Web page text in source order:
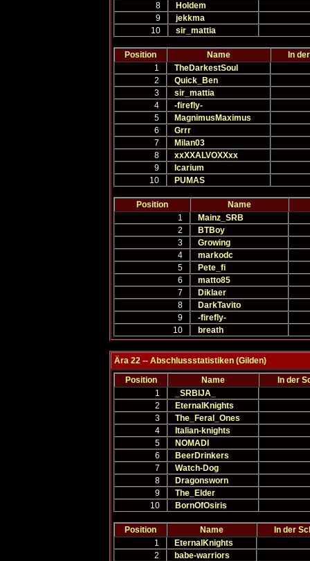
8
Holdem
9
jekkma
10
sir_mattia
Position Name
In
1
TheDarkestSoul
2
Quick_Ben
3
sir_mattia
4
-firefly-
5
MagnimusMaximus
6
Grrr
7
Milan03
8
xxXXALVOXXxx
9
Icarium
10
PUMAS
Position
Name
1
Mainz_SRB
2
BTBoy
3
Growing
4
markodc
5
Pete_fi
6
matto85
7
Diklaer
8
DarkTavito
9
-firefly-
10
breath
Ära 22 -- Abschlussstatistiken (Gilden)
Position
Name
In der
1
_SRBIJA_
2
EternalKnights
3
The_Feral_Ones
4
Italian-knights
5
NOMADI
6
BeerDrinkers
7
Watch-Dog
8
Dragonsworn
9
The_Elder
10
BornOfOsiris
Position Name
In der
1
EternalKnights
2
babe-warriors